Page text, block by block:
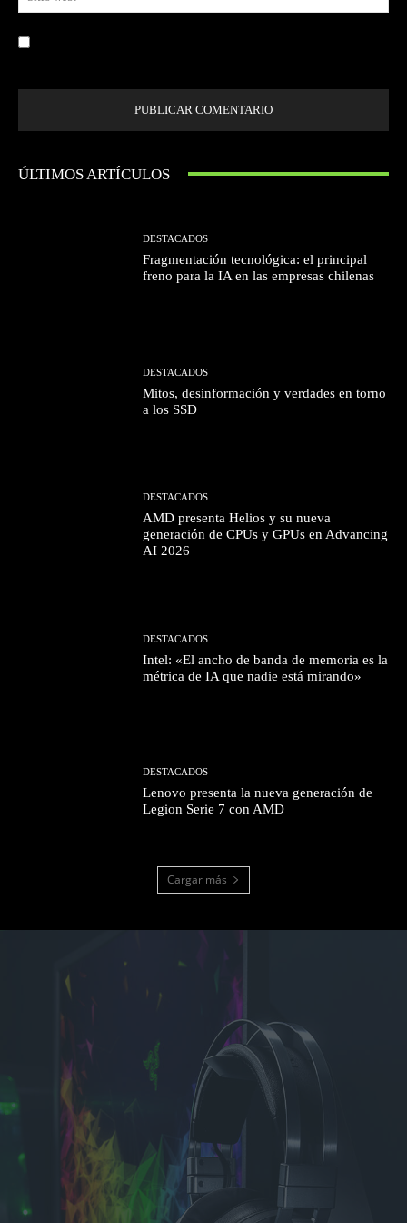
ÚLTIMOS ARTÍCULOS
DESTACADOS
Fragmentación tecnológica: el principal
freno para la IA en las empresas chilenas
DESTACADOS
Mitos, desinformación y verdades en torno
a los SSD
DESTACADOS
AMD presenta Helios y su nueva
generación de CPUs y GPUs en Advancing
AI 2026
DESTACADOS
Intel: «El ancho de banda de memoria es la
métrica de IA que nadie está mirando»
DESTACADOS
Lenovo presenta la nueva generación de
Legion Serie 7 con AMD
Cargar más